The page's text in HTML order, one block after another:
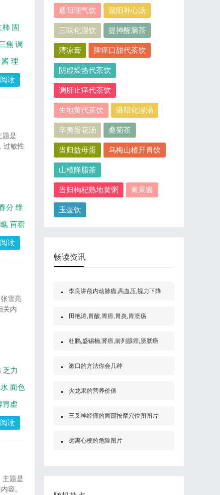
柿 固
焦 调
酱 理
读
题是
过敏性
分 维
苜蓿
读
雪亮
关内
乏力
面色
胃虚
读
主题是
容。
通阳理气饮 温阳补心汤
三味化湿饮 提神醒脑茶
清凉膏 脾瘅口甜代茶饮
阴虚燥热代茶饮
调肝止痒代茶饮
生地黄代茶饮 温阳化湿汤
辛夷蛋花汤 桑菊茶
当归益母蛋 乌梅山楂开胃饮
山楂降脂茶
当归枸杞熟地黄粥 青果酱
玉壶饮
畅读资讯
李良讲颅内动脉瘤,高血压,视力下降
田艳涛,胃酸,胃癌,胃炎,胃溃疡
杜鹏,盛锡楠,肾癌,前列腺癌,膀胱癌
漱口的方法你会几种
火龙果的营养价值
三叉神经痛的面部按摩穴位图图片
远离心梗的危险图片